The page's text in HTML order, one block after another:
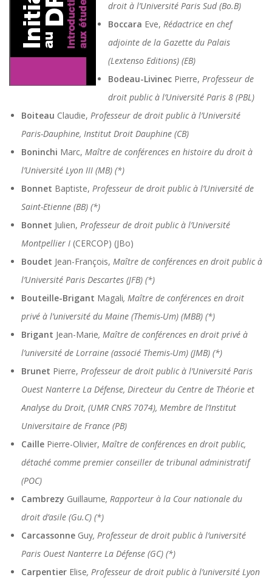
droit à l’Université Paris Sud (Bo.B)
Boccara Eve, Rédactrice en chef
adjointe de la Gazette du Palais
(Lextenso Editions) (EB)
Bodeau-Livinec Pierre, Professeur de
droit public à l’Université Paris 8 (PBL)
Boiteau Claudie, Professeur de droit public à l’Université
Paris-Dauphine, Institut Droit Dauphine (CB)
Boninchi Marc, Maître de conférences en histoire du droit à
l’Université Lyon III (MB) (*)
Bonnet Baptiste, Professeur de droit public à l’Université de
Saint-Etienne (BB) (*)
Bonnet Julien, Professeur de droit public à l’Université
Montpellier I (CERCOP) (JBo)
Boudet Jean-François, Maître de conférences en droit public à
l’Université Paris Descartes (JFB) (*)
Bouteille-Brigant Magali, Maître de conférences en droit
privé à l’université du Maine (Themis-Um) (MBB) (*)
Brigant Jean-Marie, Maître de conférences en droit privé à
l’université de Lorraine (associé Themis-Um) (JMB) (*)
Brunet Pierre, Professeur de droit public à l’Université Paris
Ouest Nanterre La Défense, Directeur du Centre de Théorie et
Analyse du Droit, (UMR CNRS 7074), Membre de l’Institut
Universitaire de France (PB)
Caille Pierre-Olivier, Maître de conférences en droit public,
détaché comme premier conseiller de tribunal administratif
(POC)
Cambrezy Guillaume, Rapporteur à la Cour nationale du
droit d’asile (Gu.C) (*)
Carcassonne Guy, Professeur de droit public à l’université
Paris Ouest Nanterre La Défense (GC) (*)
Carpentier Elise, Professeur de droit public à l’université Lyon